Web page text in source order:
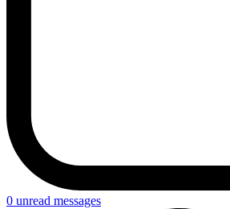
0 unread messages